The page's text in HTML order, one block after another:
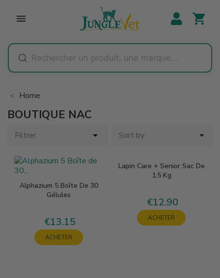
 shopping_cart
Home
BOUTIQUE NAC
Filtrer  Sort by: 
Alphazium 5 Boîte De 30
Gélules
Price
€13.15
ACHETER
Lapin Care + Senior Sac De
1,5 Kg
Price
€12.90
ACHETER